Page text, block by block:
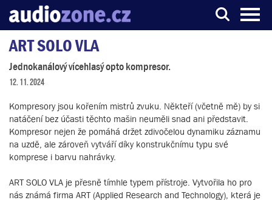
Server o digitálním zpracování zvuku
ART SOLO VLA
Jednokanálový vícehlasý opto kompresor.
12. 11. 2024
Kompresory jsou kořením mistrů zvuku. Někteří (včetně mě) by si
natáčení bez účasti těchto mašin neuměli snad ani představit.
Kompresor nejen že pomáhá držet zdivočelou dynamiku záznamu
na uzdě, ale zároveň vytváří díky konstrukčnímu typu své
komprese i barvu nahrávky.
ART SOLO VLA je přesně tímhle typem přístroje. Vytvořila ho pro
nás známá firma ART (Applied Research and Technology), která je